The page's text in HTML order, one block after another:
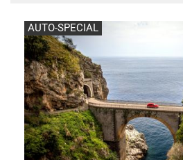
AUTO-SPECIAL